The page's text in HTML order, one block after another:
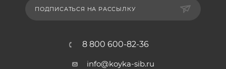
ПОДПИСАТЬСЯ НА РАССЫЛКУ
8 800 600-82-36
info@koyka-sib.ru